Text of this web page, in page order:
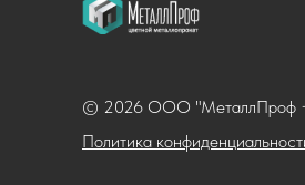
Политика
© 2026 ООО "МеталлПроф